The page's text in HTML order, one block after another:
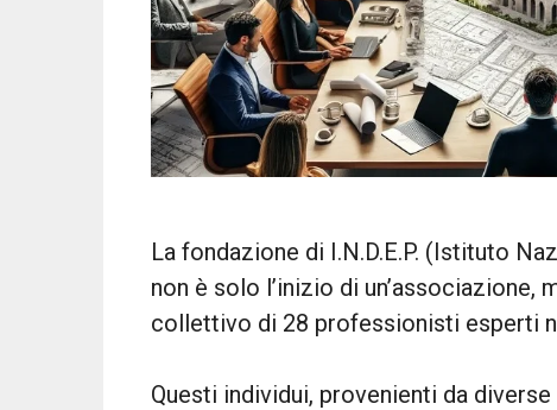
La fondazione di I.N.D.E.P. (Istituto
non è solo l’inizio di
collettivo di 28 professionisti esperti
Questi individui, provenienti da